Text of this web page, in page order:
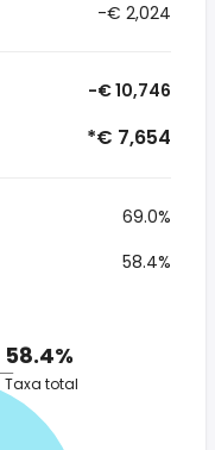
-€ 2,024
-€ 10,746
*€ 7,654
69.0%
58.4%
58.4%
Taxa total